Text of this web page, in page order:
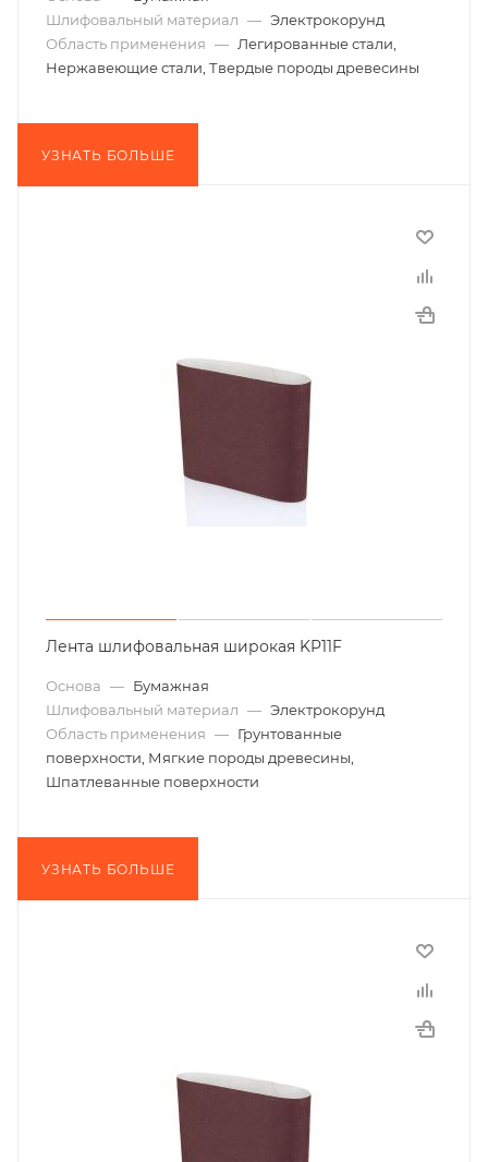
Шлифовальный материал — Электрокорунд
Область применения — Легированные стали,
Нержавеющие стали, Твердые породы древесины
УЗНАТЬ БОЛЬШЕ
Лента шлифовальная широкая KP11F
Основа — Бумажная
Шлифовальный материал — Электрокорунд
Область применения — Грунтованные
поверхности, Мягкие породы древесины,
Шпатлеванные поверхности
УЗНАТЬ БОЛЬШЕ